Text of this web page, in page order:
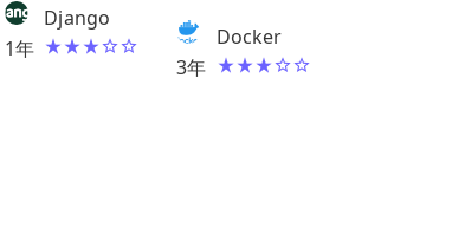
1年
Django
3年
Docker